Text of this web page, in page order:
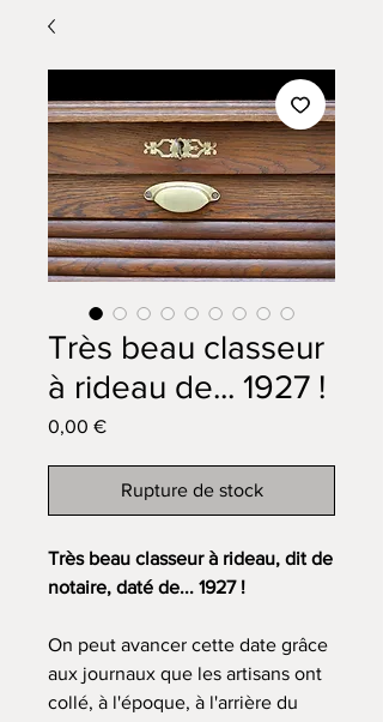
Très beau classeur
à rideau de... 1927 !
0,00 €Prix
Rupture de stock
Très beau classeur à rideau, dit de
notaire, daté de... 1927 !
On peut avancer cette date grâce
aux journaux que les artisans ont
collé, à l'époque, à l'arrière du